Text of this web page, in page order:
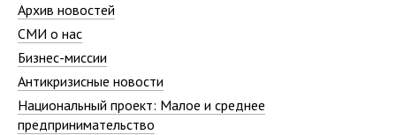
Архив новостей
СМИ о нас
Бизнес-миссии
Антикризисные новости
Национальный проект: Малое и среднее
предпринимательство